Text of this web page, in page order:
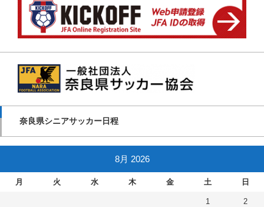
奈良県シニアサッカー日程
8月 2026
月 火 水 木 金 土 日
1 2